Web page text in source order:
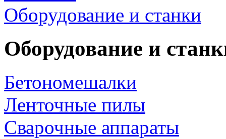
Оборудование и станки
Оборудование и
Бетономешалки
Ленточные пилы
Сварочные аппараты